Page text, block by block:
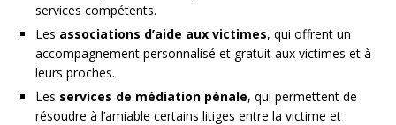
services compétents.
Les associations d’aide aux victimes, qui offrent un
accompagnement personnalisé et gratuit aux victimes et à
leurs proches.
Les services de médiation pénale, qui permettent de
résoudre à l’amiable certains litiges entre la victime et